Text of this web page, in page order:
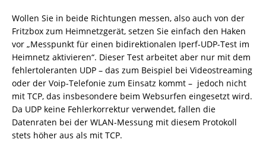
Wollen Sie in beide Richtungen messen, also auch von der
Fritzbox zum Heimnetzgerät, setzen Sie einfach den Haken
vor „Messpunkt für einen bidirektionalen Iperf-UDP-Test im
Heimnetz aktivieren“. Dieser Test arbeitet aber nur mit dem
fehlertoleranten UDP – das zum Beispiel bei Videostreaming
oder der Voip-Telefonie zum Einsatz kommt – jedoch nicht
mit TCP, das insbesondere beim Websurfen eingesetzt wird.
Da UDP keine Fehlerkorrektur verwendet, fallen die
Datenraten bei der WLAN-Messung mit diesem Protokoll
stets höher aus als mit TCP.